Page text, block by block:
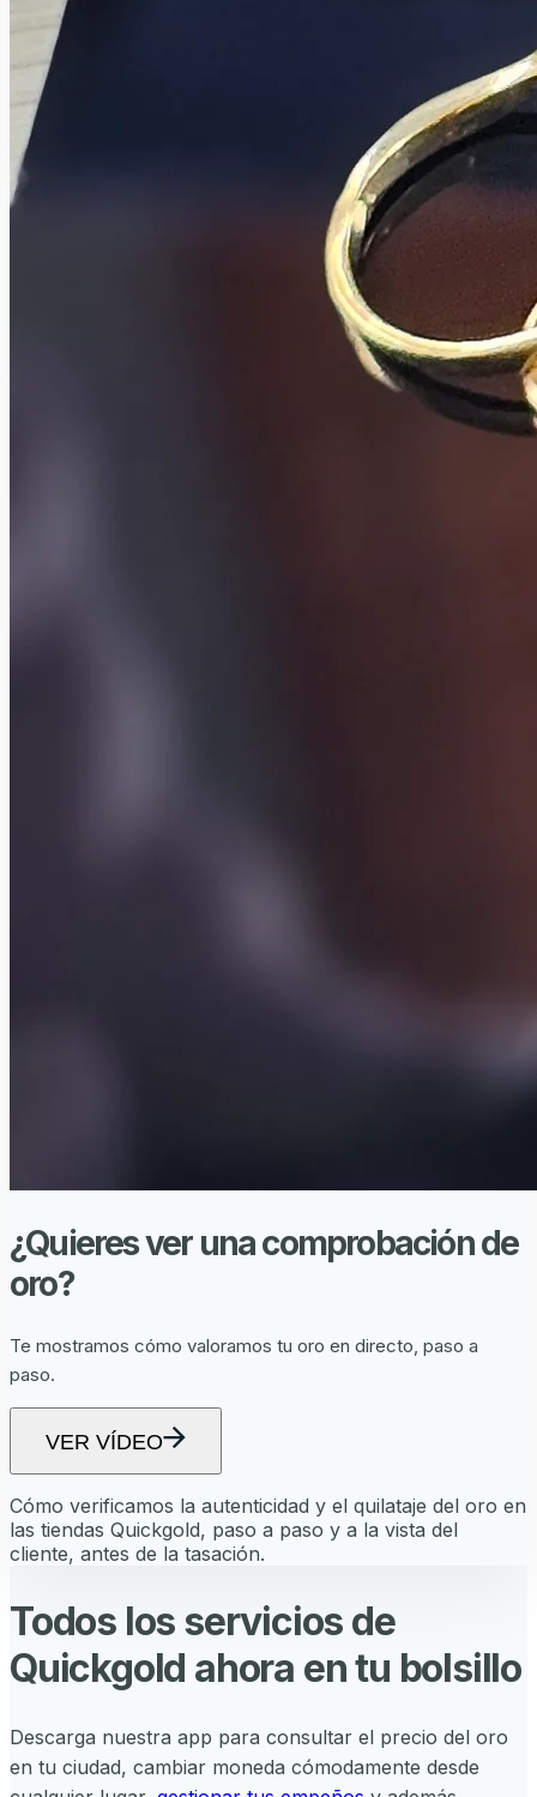
¿Quieres ver una comprobación de
oro?
Te mostramos cómo valoramos tu oro en directo, paso a
paso.
VER VÍDEO
Cómo verificamos la autenticidad y el quilataje del oro en
las tiendas Quickgold, paso a paso y a la vista del
cliente, antes de la tasación.
Todos los servicios de
Quickgold ahora en tu bolsillo
Descarga nuestra app para consultar el precio del oro
en tu ciudad, cambiar moneda cómodamente desde